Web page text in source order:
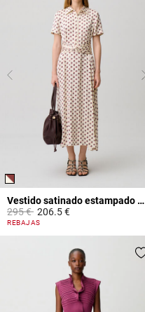
Vestido satinado estampado floral
Price reduced from
295 €to206.5 €
5 out of 5 Customer Rating
REBAJAS